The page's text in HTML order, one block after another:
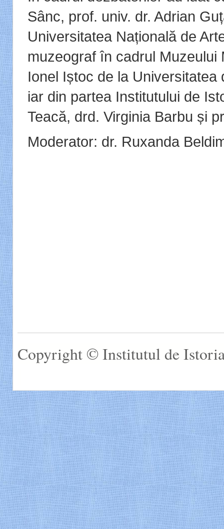
Sânc, prof. univ. dr. Adrian
Universitatea Națională de
muzeograf în cadrul Muzeului
Ionel Iștoc de la
iar din partea Institutului de
Teacă, drd. Virginia Barbu și
Moderator: dr. Ruxanda
Copyright © Institutul de